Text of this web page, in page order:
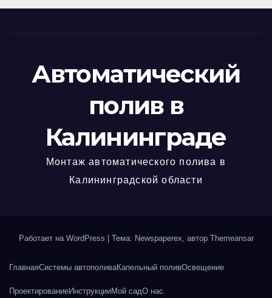
Автоматический
полив в
Калининграде
Монтаж автоматического полива в
Калининградской области
Работает на WordPress | Тема: Newspaperex, автор Themeansar
ГлавнаяСистемы автополиваКапельный поливОсвещение
ПроектированиеИнструкцииМой садО нас